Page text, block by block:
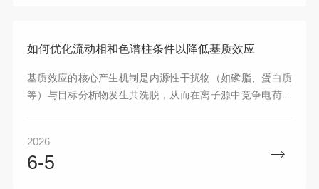
如何优化流动相和色谱柱条件以降低基质效应
基质效应的核心产生机制是内源性干扰物（如磷脂、蛋白质
等）与目标分析物发生共洗脱，从而在离子源中竞争电荷或
2026
6-5